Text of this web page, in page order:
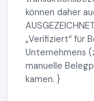
können daher
„Verifiziert“ für
Unternehmens
manuelle
kamen. }